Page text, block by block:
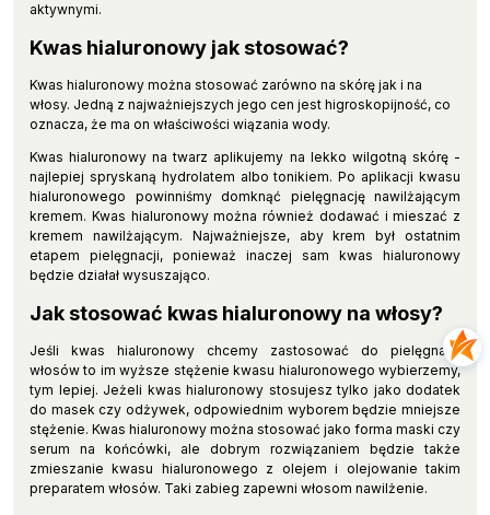
aktywnymi.
Kwas hialuronowy jak stosować?
Kwas hialuronowy można stosować zarówno na skórę jak i na
włosy. Jedną z najważniejszych jego cen jest higroskopijność, co
oznacza, że ma on właściwości wiązania wody.
Kwas hialuronowy na twarz aplikujemy na lekko wilgotną skórę -
najlepiej spryskaną hydrolatem albo tonikiem. Po aplikacji kwasu
hialuronowego powinniśmy domknąć pielęgnację nawilżającym
kremem. Kwas hialuronowy można również dodawać i mieszać z
kremem nawilżającym. Najważniejsze, aby krem był ostatnim
etapem pielęgnacji, ponieważ inaczej sam kwas hialuronowy
będzie działał wysuszająco.
Jak stosować kwas hialuronowy na włosy?
Jeśli kwas hialuronowy chcemy zastosować do pielęgnacji
włosów to im wyższe stężenie kwasu hialuronowego wybierzemy,
tym lepiej. Jeżeli kwas hialuronowy stosujesz tylko jako dodatek
do masek czy odżywek, odpowiednim wyborem będzie mniejsze
stężenie. Kwas hialuronowy można stosować jako forma maski czy
serum na końcówki, ale dobrym rozwiązaniem będzie także
zmieszanie kwasu hialuronowego z olejem i olejowanie takim
preparatem włosów. Taki zabieg zapewni włosom nawilżenie.